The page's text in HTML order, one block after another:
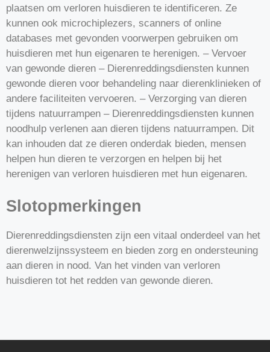
plaatsen om verloren huisdieren te identificeren. Ze
kunnen ook microchiplezers, scanners of online
databases met gevonden voorwerpen gebruiken om
huisdieren met hun eigenaren te herenigen. – Vervoer
van gewonde dieren – Dierenreddingsdiensten kunnen
gewonde dieren voor behandeling naar dierenklinieken of
andere faciliteiten vervoeren. – Verzorging van dieren
tijdens natuurrampen – Dierenreddingsdiensten kunnen
noodhulp verlenen aan dieren tijdens natuurrampen. Dit
kan inhouden dat ze dieren onderdak bieden, mensen
helpen hun dieren te verzorgen en helpen bij het
herenigen van verloren huisdieren met hun eigenaren.
Slotopmerkingen
Dierenreddingsdiensten zijn een vitaal onderdeel van het
dierenwelzijnssysteem en bieden zorg en ondersteuning
aan dieren in nood. Van het vinden van verloren
huisdieren tot het redden van gewonde dieren.